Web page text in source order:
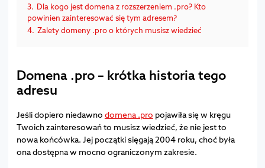
3. Dla kogo jest domena z rozszerzeniem .pro? Kto
powinien zainteresować się tym adresem?
4. Zalety domeny .pro o których musisz wiedzieć
Domena .pro – krótka historia tego
adresu
Jeśli dopiero niedawno domena .pro pojawiła się w kręgu
Twoich zainteresowań to musisz wiedzieć, że nie jest to
nowa końcówka. Jej początki sięgają 2004 roku, choć była
ona dostępna w mocno ograniczonym zakresie.